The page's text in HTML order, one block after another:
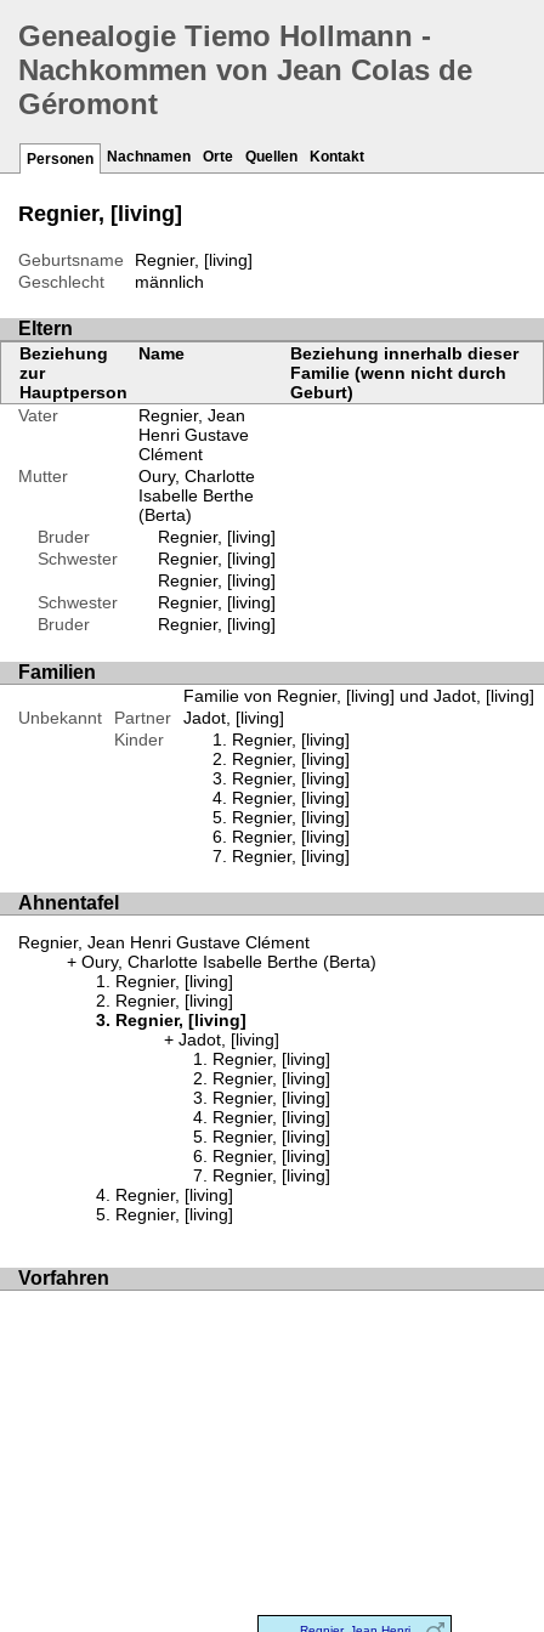
Genealogie Tiemo Hollmann -
Nachkommen von Jean Colas de
Géromont
Personen Nachnamen Orte Quellen Kontakt
Regnier, [living]
Geburtsname
Regnier, [living]
Geschlecht
männlich
Eltern
Beziehung
zur
Hauptperson
Name
Beziehung innerhalb dieser
Familie (wenn nicht durch
Geburt)
Vater
Regnier, Jean
Henri Gustave
Clément
Mutter
Oury, Charlotte
Isabelle Berthe
(Berta)
Bruder
Regnier, [living]
Schwester
Regnier, [living]
Regnier, [living]
Schwester
Regnier, [living]
Bruder
Regnier, [living]
Familien
Familie von Regnier, [living] und Jadot, [living]
Unbekannt
Partner
Jadot, [living]
Kinder
Regnier, [living]
Regnier, [living]
Regnier, [living]
Regnier, [living]
Regnier, [living]
Regnier, [living]
Regnier, [living]
Ahnentafel
Regnier, Jean Henri Gustave Clément
Oury, Charlotte Isabelle Berthe (Berta)
Regnier, [living]
Regnier, [living]
Regnier, [living]
Jadot, [living]
Regnier, [living]
Regnier, [living]
Regnier, [living]
Regnier, [living]
Regnier, [living]
Regnier, [living]
Regnier, [living]
Regnier, [living]
Regnier, [living]
Vorfahren